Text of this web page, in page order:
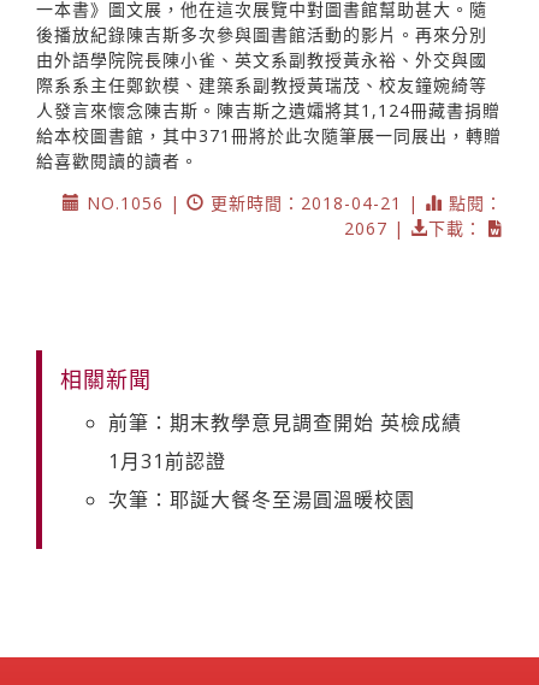
一本書》圖文展，他在這次展覽中對圖書館幫助甚大。隨
後播放紀錄陳吉斯多次參與圖書館活動的影片。再來分別
由外語學院院長陳小雀、英文系副教授黃永裕、外交與國
際系系主任鄭欽模、建築系副教授黃瑞茂、校友鐘婉綺等
人發言來懷念陳吉斯。陳吉斯之遺孀將其1,124冊藏書捐贈
給本校圖書館，其中371冊將於此次隨筆展一同展出，轉贈
給喜歡閱讀的讀者。
NO.1056 |
更新時間：2018-04-21 |
點閱：
2067 |
下載：
相關新聞
前筆：期末教學意見調查開始 英檢成績
1月31前認證
次筆：耶誕大餐冬至湯圓溫暖校園